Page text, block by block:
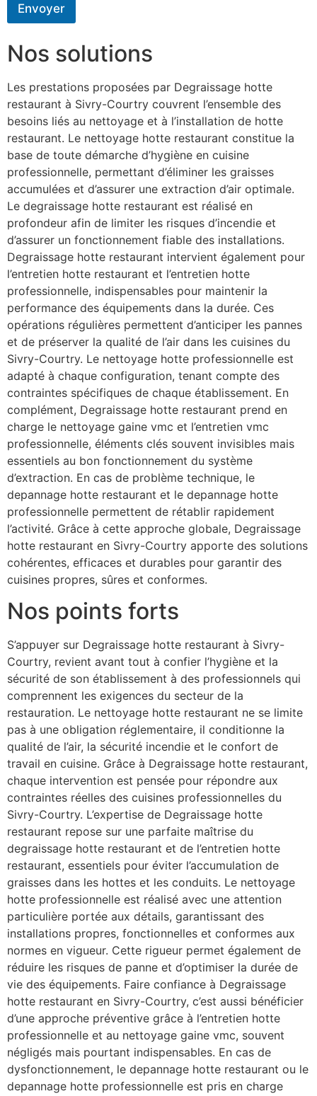
Envoyer
Nos solutions
Les prestations proposées par Degraissage hotte
restaurant à Sivry-Courtry couvrent l’ensemble des
besoins liés au nettoyage et à l’installation de hotte
restaurant. Le nettoyage hotte restaurant constitue la
base de toute démarche d’hygiène en cuisine
professionnelle, permettant d’éliminer les graisses
accumulées et d’assurer une extraction d’air optimale.
Le degraissage hotte restaurant est réalisé en
profondeur afin de limiter les risques d’incendie et
d’assurer un fonctionnement fiable des installations.
Degraissage hotte restaurant intervient également pour
l’entretien hotte restaurant et l’entretien hotte
professionnelle, indispensables pour maintenir la
performance des équipements dans la durée. Ces
opérations régulières permettent d’anticiper les pannes
et de préserver la qualité de l’air dans les cuisines du
Sivry-Courtry. Le nettoyage hotte professionnelle est
adapté à chaque configuration, tenant compte des
contraintes spécifiques de chaque établissement. En
complément, Degraissage hotte restaurant prend en
charge le nettoyage gaine vmc et l’entretien vmc
professionnelle, éléments clés souvent invisibles mais
essentiels au bon fonctionnement du système
d’extraction. En cas de problème technique, le
depannage hotte restaurant et le depannage hotte
professionnelle permettent de rétablir rapidement
l’activité. Grâce à cette approche globale, Degraissage
hotte restaurant en Sivry-Courtry apporte des solutions
cohérentes, efficaces et durables pour garantir des
cuisines propres, sûres et conformes.
Nos points forts
S’appuyer sur Degraissage hotte restaurant à Sivry-
Courtry, revient avant tout à confier l’hygiène et la
sécurité de son établissement à des professionnels qui
comprennent les exigences du secteur de la
restauration. Le nettoyage hotte restaurant ne se limite
pas à une obligation réglementaire, il conditionne la
qualité de l’air, la sécurité incendie et le confort de
travail en cuisine. Grâce à Degraissage hotte restaurant,
chaque intervention est pensée pour répondre aux
contraintes réelles des cuisines professionnelles du
Sivry-Courtry. L’expertise de Degraissage hotte
restaurant repose sur une parfaite maîtrise du
degraissage hotte restaurant et de l’entretien hotte
restaurant, essentiels pour éviter l’accumulation de
graisses dans les hottes et les conduits. Le nettoyage
hotte professionnelle est réalisé avec une attention
particulière portée aux détails, garantissant des
installations propres, fonctionnelles et conformes aux
normes en vigueur. Cette rigueur permet également de
réduire les risques de panne et d’optimiser la durée de
vie des équipements. Faire confiance à Degraissage
hotte restaurant en Sivry-Courtry, c’est aussi bénéficier
d’une approche préventive grâce à l’entretien hotte
professionnelle et au nettoyage gaine vmc, souvent
négligés mais pourtant indispensables. En cas de
dysfonctionnement, le depannage hotte restaurant ou le
depannage hotte professionnelle est pris en charge